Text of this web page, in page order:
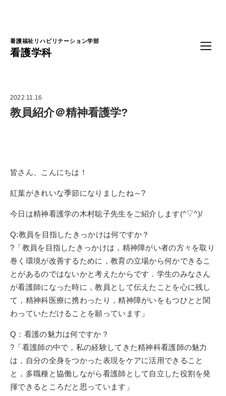
看護福祉リハビリテーション学部
看護学科
2022.11.16
教員紹介＠精神看護学?
皆さん、こんにちは！
紅葉がきれいな季節になりましたね～?
今日は精神看護学の木村聡子先生をご紹介します(^▽^)/
Q:教員を目指したきっかけは何ですか？
?「教員を目指したきっかけは，精神障がい者の方々を取り
巻く環境が改善するために，教育の立場から何かできるこ
とがあるのではないかと考えたからです．学生のみなさん
が看護師になった時に，教員として伝えたことを心に残し
て，精神科医療に携わったり，精神障がいをもつひとと関
わっていただけることを願っています」
Q：看護の魅力は何ですか？
?「看護師の中で，私の経験してきた精神科看護師の魅力
は，自分の全身をつかった表現をケアに活用できること
と，多職種と協働しながら看護師として自立した役割を発
揮できるところだと思っています」